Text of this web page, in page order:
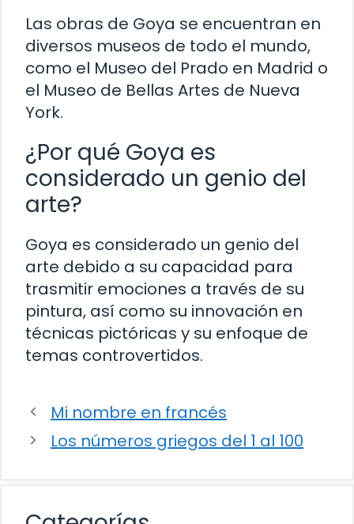
Las obras de Goya se encuentran en
diversos museos de todo el mundo,
como el Museo del Prado en Madrid o
el Museo de Bellas Artes de Nueva
York.
¿Por qué Goya es
considerado un genio del
arte?
Goya es considerado un genio del
arte debido a su capacidad para
trasmitir emociones a través de su
pintura, así como su innovación en
técnicas pictóricas y su enfoque de
temas controvertidos.
Mi nombre en francés
Los números griegos del 1 al 100